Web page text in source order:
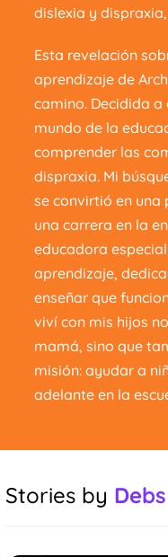
dislexia y
Esta revelación
aprendizaje de
camino. Decidida
mundo de la
comprender las
dispraxia. Mi
se convirtió en una
una carrera en la
educadora
aprendizaje,
enseñar que
viví con mis hijos
mamá, sino que
misión: ayudar a
adelante en la
Stories by